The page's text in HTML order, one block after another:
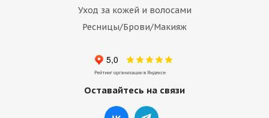
Уход за кожей и волосами
Ресницы/Брови/Макияж
Оставайтесь на связи